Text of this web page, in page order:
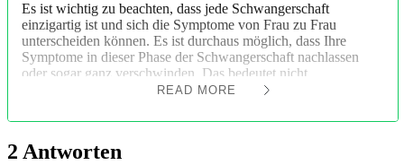
Es ist wichtig zu beachten, dass jede Schwangerschaft
einzigartig ist und sich die Symptome von Frau zu Frau
unterscheiden können. Es ist durchaus möglich, dass Ihre
Symptome in dieser Phase der Schwangerschaft nachlassen
oder sogar ganz verschwinden. Das bedeutet nicht
zwangsläufig, dass etwas nicht stimmt.
Brustschmerzen sind ein häufiges Anzeichen für eine frühe
Körper. Es kann jedoch vorkommen, dass diese Schmerzen im
READ MORE
2 Antworten